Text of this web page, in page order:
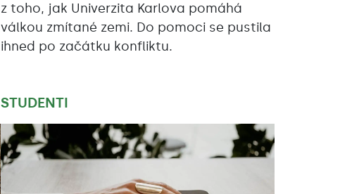
z toho, jak Univerzita Karlova pomáhá
válkou zmítané zemi. Do pomoci se pustila
ihned po začátku konfliktu.
STUDENTI